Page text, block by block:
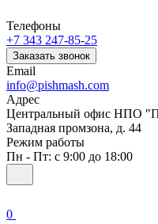
Телефоны
+7 343 247-85-25
Заказать звонок
Email
info@pishmash.com
Адрес
Центральный офис НПО
Западная промзона, д. 44
Режим работы
Пн - Пт: с 9:00 до 18:00
0